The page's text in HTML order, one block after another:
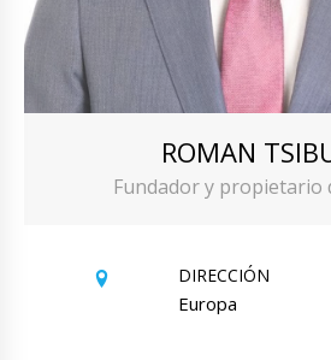
ROMAN
Fundador y propietario
DIRECCIÓN
Europa